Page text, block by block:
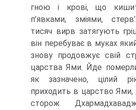
гною і крові, що
п’явками, зміями,
тисяч вирв затягують
він перебуває в муках
знову продовжує свій
царства Ями. Йде
як зазначено, цілий
приходить в царство Ями,
сторож